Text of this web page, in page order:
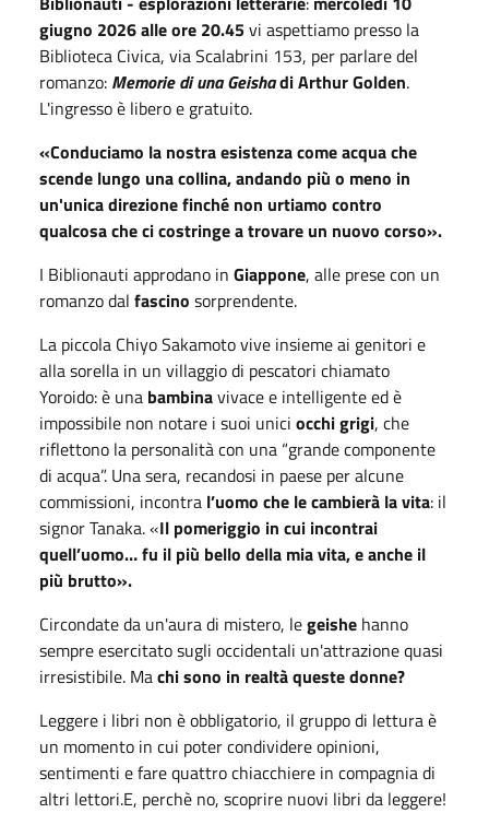
giugno 2026 alle ore 20.45vi aspettiamo presso la
Biblioteca Civica, via Scalabrini 153, per parlare del
romanzo: Memorie di una Geishadi Arthur Golden.
L'ingresso è libero e gratuito.
«Conduciamo la nostra esistenza come acqua che
scende lungo una collina, andando più o meno in
un'unica direzione finché non urtiamo contro
qualcosa che ci costringe a trovare un nuovo corso».
I Biblionauti approdano in Giappone, alle prese con un
romanzo dal fascino sorprendente.
La piccola Chiyo Sakamoto vive insieme ai genitori e
alla sorella in un villaggio di pescatori chiamato
Yoroido: è una bambinavivace e intelligente ed è
impossibile non notare i suoi unici occhi grigi, che
riflettono la personalità con una “grande componente
di acqua”. Una sera, recandosi in paese per alcune
commissioni, incontra l’uomo che le cambierà la vita: il
signor Tanaka. «Il pomeriggio in cui incontrai
quell’uomo… fu il più bello della mia vita, e anche il
più brutto».
Circondate da un'aura di mistero, legeishe hanno
sempre esercitato sugli occidentali un'attrazione quasi
irresistibile. Machi sono in realtà queste donne?
Leggere i libri non è obbligatorio, il gruppo di lettura è
un momento in cui poter condividere opinioni,
sentimenti e fare quattro chiacchiere in compagnia di
altri lettori.E, perchè no, scoprire nuovi libri da leggere!